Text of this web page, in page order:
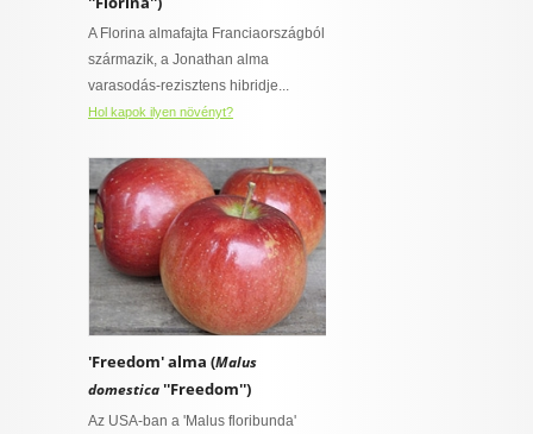
A Florina almafajta Franciaországból
származik, a Jonathan alma
varasodás-rezisztens hibridje...
Hol kapok ilyen növényt?
'Freedom' alma (Malus
domestica''Freedom'')
Az USA-ban a 'Malus floribunda'